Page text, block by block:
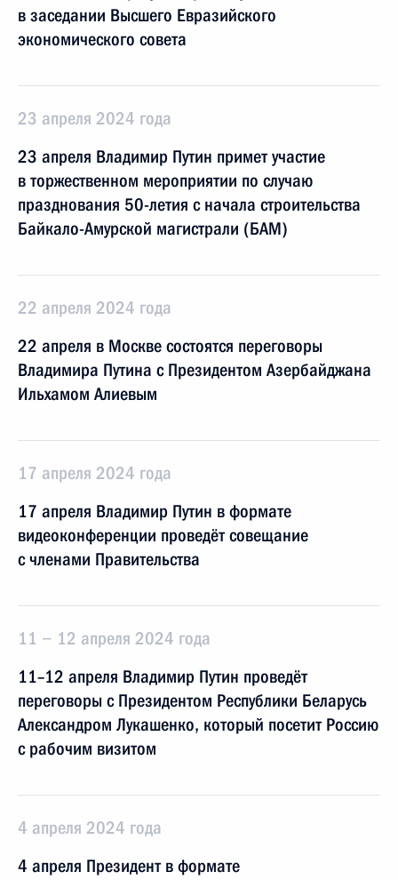
в заседании Высшего Евразийского
экономического совета
23 апреля 2024 года
23 апреля Владимир Путин примет участие
в торжественном мероприятии по случаю
празднования 50-летия с начала строительства
Байкало-Амурской магистрали (БАМ)
22 апреля 2024 года
22 апреля в Москве состоятся переговоры
Владимира Путина с Президентом Азербайджана
Ильхамом Алиевым
17 апреля 2024 года
17 апреля Владимир Путин в формате
видеоконференции проведёт совещание
с членами Правительства
11 − 12 апреля 2024 года
11–12 апреля Владимир Путин проведёт
переговоры с Президентом Республики Беларусь
Александром Лукашенко, который посетит Россию
с рабочим визитом
4 апреля 2024 года
4 апреля Президент в формате